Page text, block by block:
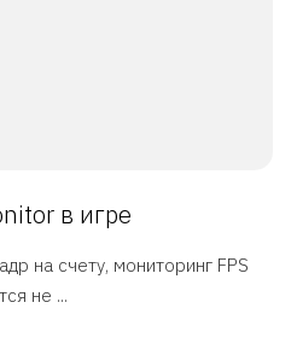
в игре
на счету, мониторинг FPS
не ...